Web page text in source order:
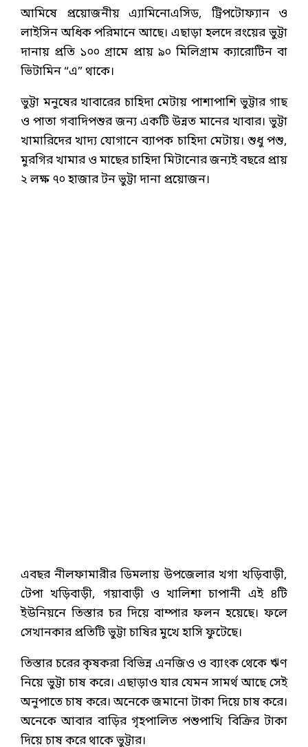
আমিষে প্রয়োজনীয় এ্যামিনোএসিড, ট্রিপটোফ্যান ও
লাইসিন অধিক পরিমানে আছে। এছাড়া হলদে রংয়ের ভুট্টা
দানায় প্রতি ১০০ গ্রামে প্রায় ৯০ মিলিগ্রাম ক্যারোটিন বা
ভিটামিন “এ” থাকে।
ভুট্টা মনুষের খাবারের চাহিদা মেটায় পাশাপাশি ভুট্টার গাছ
ও পাতা গবাদিপশুর জন্য একটি উন্নত মানের খাবার। ভুট্টা
খামারিদের খাদ্য যোগানে ব্যাপক চাহিদা মেটায়। শুধু পশু,
মুরগির খামার ও মাছের চাহিদা মিটানোর জন্যই বছরে প্রায়
২ লক্ষ ৭০ হাজার টন ভুট্টা দানা প্রয়োজন।
এবছর নীলফামারীর ডিমলায় উপজেলার খগা খড়িবাড়ী,
টেপা খড়িবাড়ী, গয়াবাড়ী ও খালিশা চাপানী এই ৪টি
ইউনিয়নে তিস্তার চর দিয়ে বাম্পার ফলন হয়েছে। ফলে
সেখানকার প্রতিটি ভুট্টা চাষির মুখে হাসি ফুটেছে।
তিস্তার চরের কৃষকরা বিভিন্ন এনজিও ও ব্যাংক থেকে ঋণ
নিয়ে ভুট্টা চাষ করে। এছাড়াও যার যেমন সামর্থ আছে সেই
অনুপাতে চাষ করে। অনেকে জমানো টাকা দিয়ে চাষ করে।
অনেকে আবার বাড়ির গৃহপালিত পশুপাখি বিক্রির টাকা
দিয়ে চাষ করে থাকে ভুট্টার।